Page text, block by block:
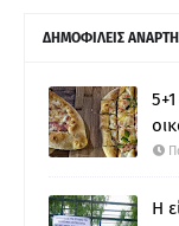
ΔΗΜΟΦΙΛΕΙΣ
Η